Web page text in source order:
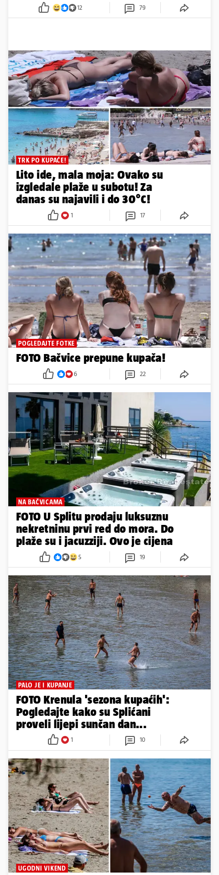
12 79
TRK PO KUPAĆE!
Lito ide, mala moja: Ovako su
izgledale plaže u subotu! Za
danas su najavili i do 30°C!
1 17
POGLEDAJTE FOTKE
FOTO Bačvice prepune kupača!
6 22
NA BAČVICAMA
FOTO U Splitu prodaju luksuznu
nekretninu prvi red do mora. Do
plaže su i jacuzziji. Ovo je cijena
5 19
PALO JE I KUPANJE
FOTO Krenula 'sezona kupaćih':
Pogledajte kako su Splićani
proveli lijepi sunčan dan...
1 10
UGODNI VIKEND